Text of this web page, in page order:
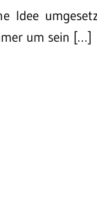
Idee
um sein […]